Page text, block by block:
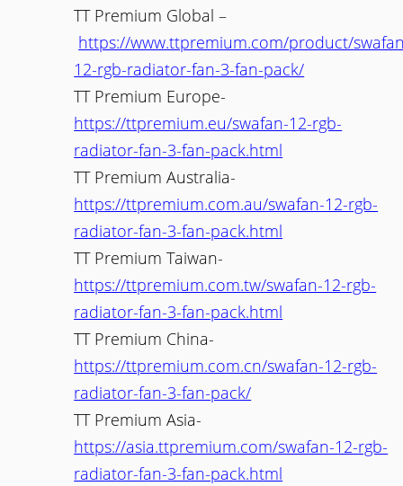
TT Premium Global –
https://www.ttpremium.com/product/
12-rgb-radiator-fan-3-fan-pack/
TT Premium Europe-
https://ttpremium.eu/swafan-12-rgb-
radiator-fan-3-fan-pack.html
TT Premium Australia-
https://ttpremium.com.au/swafan-12-rgb-
radiator-fan-3-fan-pack.html
TT Premium Taiwan-
https://ttpremium.com.tw/swafan-12-rgb-
radiator-fan-3-fan-pack.html
TT Premium China-
https://ttpremium.com.cn/swafan-12-rgb-
radiator-fan-3-fan-pack/
TT Premium Asia-
https://asia.ttpremium.com/swafan-12-rgb-
radiator-fan-3-fan-pack.html